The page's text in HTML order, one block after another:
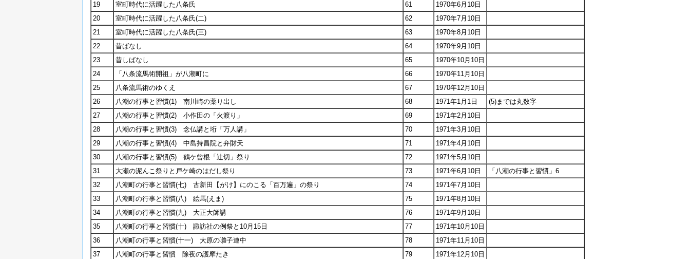
19
室町時代に活躍した八条氏 61
1970年6月10日
20
室町時代に活躍した八条氏(二) 62
1970年7月10日
21
室町時代に活躍した八条氏(三) 63
1970年8月10日
22
昔ばなし 64
1970年9月10日
23
昔しばなし 65
1970年10月10日
24
「八条流馬術開祖」が八潮町に 66
1970年11月10日
25
八条流馬術のゆくえ 67
1970年12月10日
26
八潮の行事と習慣(1) 南川崎の薬り出し 68 1971年1月1日
(5)までは丸数字
27
八潮の行事と習慣(2) 小作田の「火渡り」 69
1971年2月10日
28
八潮の行事と習慣(3) 念仏講と垳「万人講」 70
1971年3月10日
29
八潮の行事と習慣(4) 中島持昌院と弁財天 71
1971年4月10日
30
八潮の行事と習慣(5) 鶴ケ曾根「辻切」祭り 72
1971年5月10日
31
大瀬の泥んこ祭りと戸ケ崎のはだし祭り 73 1971年6月10日
「八潮の行事と習慣」6
32
八潮町の行事と習慣(七) 古新田【がけ】にのこる「百万遍」の祭り 74
1971年7月10日
33
八潮町の行事と習慣(八) 絵馬(えま) 75
1971年8月10日
34
八潮町の行事と習慣(九) 大正大師講 76
1971年9月10日
35
八潮町の行事と習慣(十) 諏訪社の例祭と10月15日 77
1971年10月10日
36
八潮町の行事と習慣(十一) 大原の囃子連中 78
1971年11月10日
37
八潮町の行事と習慣 除夜の護摩たき 79
1971年12月10日